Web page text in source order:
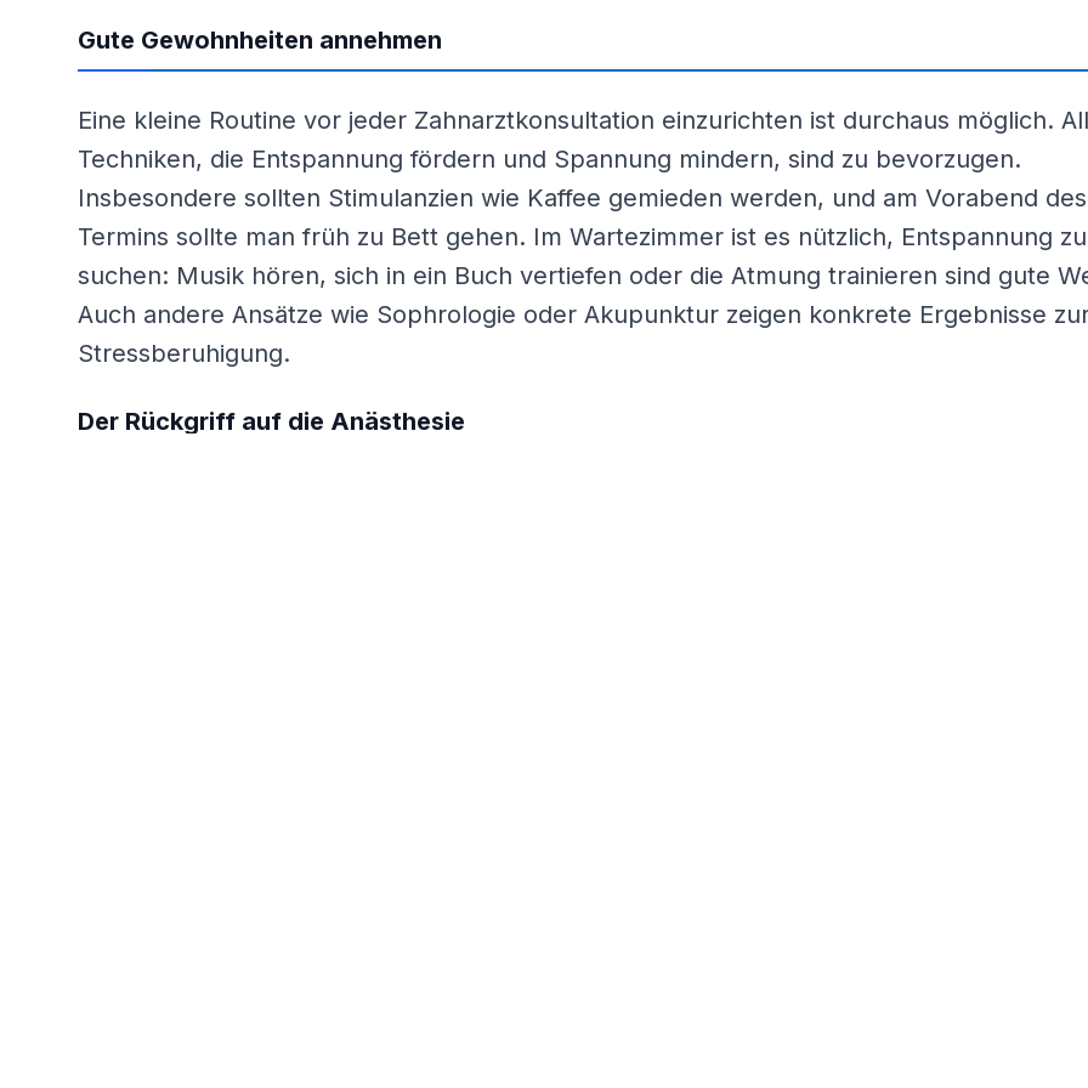
Gute Gewohnheiten annehmen
Eine kleine Routine vor jeder Zahnarztkonsultation einzurichten ist durchaus möglich.
Techniken, die Entspannung fördern und Spannung mindern, sind zu bevorzugen.
Insbesondere sollten Stimulanzien wie Kaffee gemieden werden, und am Vorabend des
Termins sollte man früh zu Bett gehen. Im Wartezimmer ist es nützlich, Entspannung zu
suchen: Musik hören, sich in ein Buch vertiefen oder die Atmung trainieren sind gute
Auch andere Ansätze wie Sophrologie oder Akupunktur zeigen konkrete Ergebnisse
Stressberuhigung.
Der Rückgriff auf die Anästhesie